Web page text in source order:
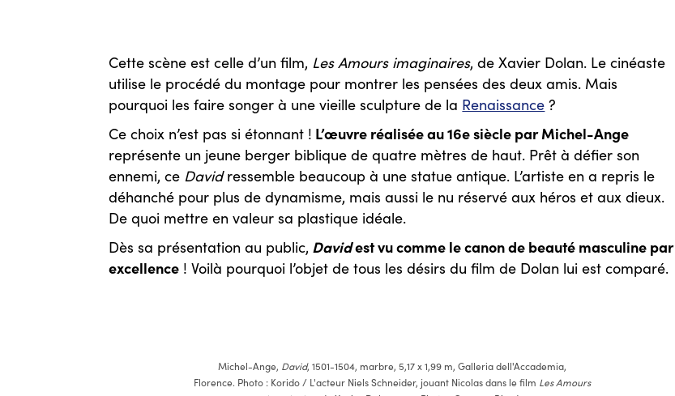
Cette scène est celle d’un film, Les Amours imaginaires, de Xavier Dolan. Le cinéaste
utilise le procédé du montage pour montrer les pensées des deux amis. Mais
pourquoi les faire songer à une vieille sculpture de la Renaissance ?
Ce choix n’est pas si étonnant ! L’œuvre réalisée au 16e siècle par Michel-Ange
représente un jeune berger biblique de quatre mètres de haut. Prêt à défier son
ennemi, ce Davidressemble beaucoup à une statue antique. L’artiste en a repris le
déhanché pour plus de dynamisme, mais aussi le nu réservé aux héros et aux dieux.
De quoi mettre en valeur sa plastique idéale.
Dès sa présentation au public, Davidest vu comme le canon de beauté masculine par
excellence ! Voilà pourquoi l’objet de tous les désirs du film de Dolan lui est comparé.
Michel-Ange, David, 1501-1504, marbre, 5,17 x 1,99 m, Galleria dell'Accademia,
Florence. Photo : Korido / L'acteur Niels Schneider, jouant Nicolas dans le film Les Amours